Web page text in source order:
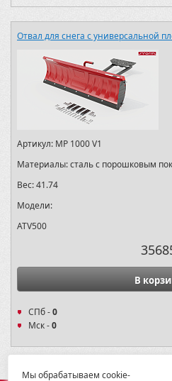
Отвал для снега с универсальной
Артикул: MP 1000 V1
Материалы:сталь с порошковым
Вес:41.74
Модели:
ATV500
В
СПб -0
Мск -0
* -- Рекомендованная розничная
Мы обрабатываем cookie-